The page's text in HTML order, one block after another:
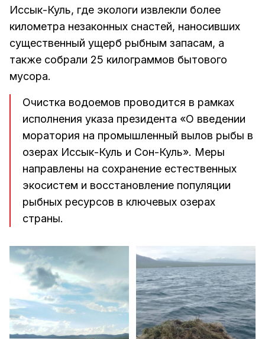
Иссык-Куль, где экологи извлекли более
километра незаконных снастей, наносивших
существенный ущерб рыбным запасам, а
также собрали 25 килограммов бытового
мусора.
Очистка водоемов проводится в рамках
исполнения указа президента «О введении
моратория на промышленный вылов рыбы в
озерах Иссык-Куль и Сон-Куль». Меры
направлены на сохранение естественных
экосистем и восстановление популяции
рыбных ресурсов в ключевых озерах
страны.